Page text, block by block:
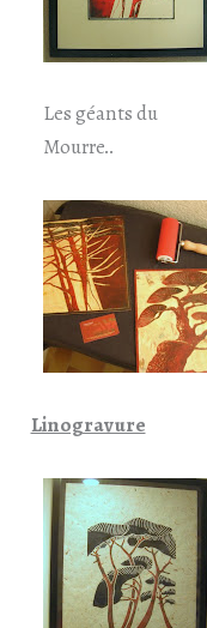
Les géants du
Mourre..
Linogravure